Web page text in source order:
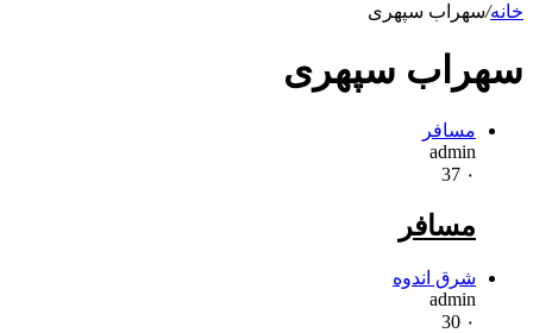
خانه/سهراب سپهری
سهراب سپهری
مسافر
admin
۰
مسافر
شرق اندوه
admin
۰